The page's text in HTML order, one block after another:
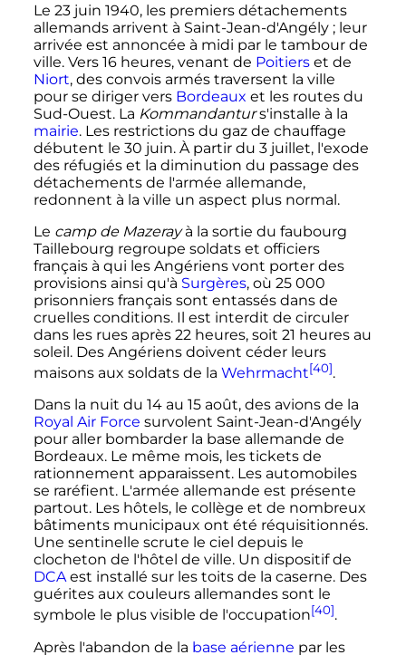
Le 23 juin 1940, les premiers détachements
allemands arrivent à Saint-Jean-d'Angély ; leur
arrivée est annoncée à midi par le tambour de
ville. Vers 16 heures, venant de Poitierset de
Niort, des convois armés traversent la ville
pour se diriger vers Bordeaux et les routes du
Sud-Ouest. La Kommandanturs'installe à la
mairie. Les restrictions du gaz de chauffage
débutent le 30 juin. À partir du 3 juillet, l'exode
des réfugiés et la diminution du passage des
détachements de l'armée allemande,
redonnent à la ville un aspect plus normal.
Le camp de Mazerayà la sortie du faubourg
Taillebourg regroupe soldats et officiers
français à qui les Angériens vont porter des
provisions ainsi qu'à Surgères, où 25 000
prisonniers français sont entassés dans de
cruelles conditions. Il est interdit de circuler
dans les rues après 22 heures, soit 21 heuresau
soleil. Des Angériens doivent céder leurs
maisons aux soldats de la Wehrmacht[40].
Dans la nuit du 14 au 15 août, des avions de la
Royal Air Force survolent Saint-Jean-d'Angély
pour aller bombarder la base allemande de
Bordeaux. Le même mois, les tickets de
rationnement apparaissent. Les automobiles
se raréfient. L'armée allemande est présente
partout. Les hôtels, le collège et de nombreux
bâtiments municipaux ont été réquisitionnés.
Une sentinelle scrute le ciel depuis le
clocheton de l'hôtel de ville. Un dispositif de
DCAest installé sur les toits de la caserne. Des
guérites aux couleurs allemandes sont le
symbole le plus visible de l'occupation[40].
Après l'abandon de la base aérienne par les